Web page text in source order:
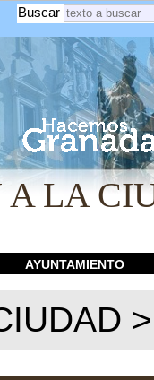
Buscar
LA
AYUNTAMIENTO